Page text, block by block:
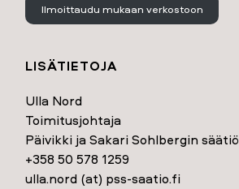
Ilmoittaudu mukaan verkostoon
LISÄTIETOJA
Ulla Nord
Toimitusjohtaja
Päivikki ja Sakari Sohlbergin säätiö
+358 50 578 1259
ulla.nord (at) pss-saatio.fi